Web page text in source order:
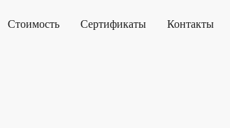
Стоимость Сертификаты Контакты